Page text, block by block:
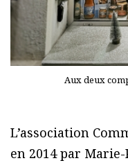
Aux deux
L’association
en 2014 par